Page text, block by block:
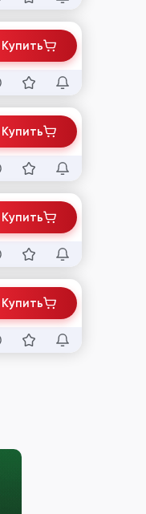
Купить
Купить
Купить
Купить